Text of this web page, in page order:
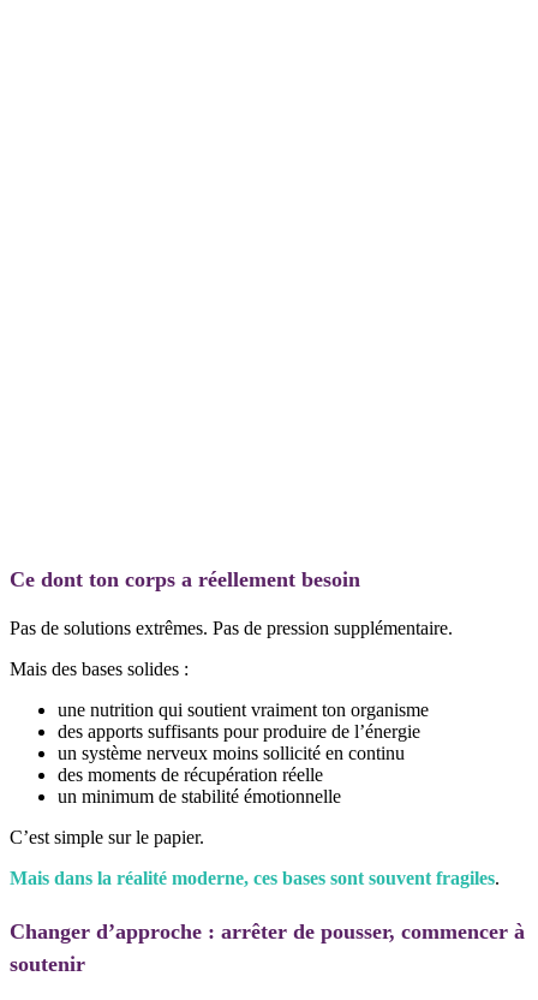
Ce dont ton corps a réellement besoin
Pas de solutions extrêmes. Pas de pression supplémentaire.
Mais des bases solides :
une nutrition qui soutient vraiment ton organisme
des apports suffisants pour produire de l’énergie
un système nerveux moins sollicité en continu
des moments de récupération réelle
un minimum de stabilité émotionnelle
C’est simple sur le papier.
Mais dans la réalité moderne, ces bases sont souvent fragiles.
Changer d’approche : arrêter de pousser, commencer à
soutenir